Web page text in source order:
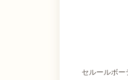
セルールボー